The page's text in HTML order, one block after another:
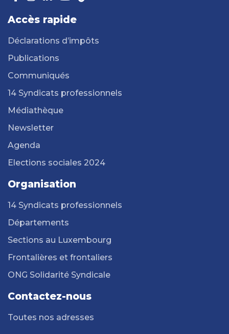
Accès rapide
Déclarations d’impôts
Publications
Communiqués
14 Syndicats professionnels
Médiathèque
Newsletter
Agenda
Elections sociales 2024
Organisation
14 Syndicats professionnels
Départements
Sections au Luxembourg
Frontalières et frontaliers
ONG Solidarité Syndicale
Contactez-nous
Toutes nos adresses